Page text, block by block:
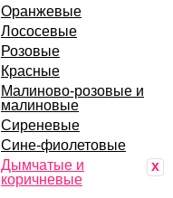
Оранжевые
Лососевые
Розовые
Красные
Малиново-розовые и
малиновые
Сиреневые
Сине-фиолетовые
x
Дымчатые и
коричневые